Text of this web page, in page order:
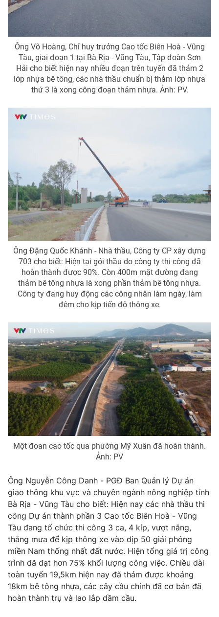
Ông Võ Hoàng, Chỉ huy trưởng Cao tốc Biên Hoà - Vũng
Tàu, giai đoạn 1 tại Bà Rịa - Vũng Tàu, Tập đoàn Sơn
Hải cho biết hiện nay nhiều đoạn trên tuyến đã thảm 2
lớp nhựa bê tông, các nhà thầu chuẩn bị thảm lớp nhựa
thứ 3 là xong công đoạn thảm nhựa. Ảnh: PV.
Ông Đặng Quốc Khánh - Nhà thầu, Công ty CP xây dựng
703 cho biết: Hiện tại gói thầu do công ty thi công đã
hoàn thành được 90%. Còn 400m mặt đường đang
thảm bê tông nhựa là xong phần thảm bê tông nhựa.
Công ty đang huy động các công nhân làm ngày, làm
đêm cho kịp tiến độ thông xe.
Một đoan cao tốc qua phường Mỹ Xuân đã hoàn thành.
Ảnh: PV
Ông Nguyễn Công Danh - PGĐ Ban Quản lý Dự án
giao thông khu vực và chuyên ngành nông nghiệp tỉnh
Bà Rịa - Vũng Tàu cho biết: Hiện nay các nhà thầu thi
công Dự án thành phần 3 Cao tốc Biên Hoà - Vũng
Tàu đang tổ chức thi công 3 ca, 4 kíp, vượt nắng,
thắng mưa để kịp thông xe vào dịp 50 giải phóng
miền Nam thống nhất đất nước. Hiện tổng giá trị công
trình đã đạt hơn 75% khối lượng công việc. Chiều dài
toàn tuyến 19,5km hiện nay đã thảm được khoảng
18km bê tông nhựa, các cây cầu chính đã cơ bản đã
hoàn thành trụ và lao lắp dầm cầu.